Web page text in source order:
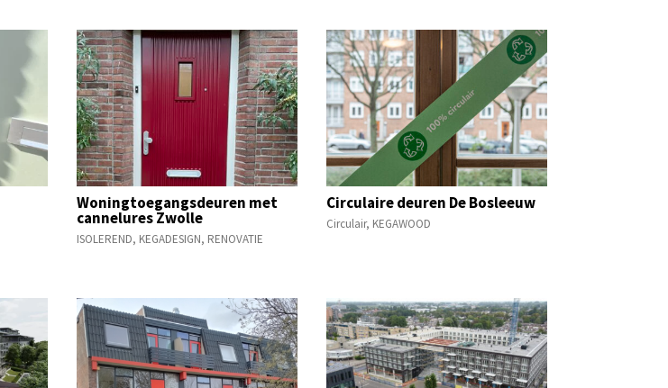
Woningtoegangsdeuren met
cannelures Zwolle
ISOLEREND, KEGADESIGN, RENOVATIE
Circulaire deuren De Bosleeuw
Circulair, KEGAWOOD